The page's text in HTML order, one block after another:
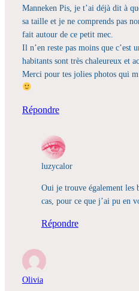
Manneken Pis, je t’ai déjà dit à
sa taille et je ne comprends pas
fait autour de ce petit mec.
Il n’en reste pas moins que c’est
habitants sont très chaleureux et
Merci pour tes jolies photos qui
Répondre
luzycalor
Oui je trouve également les
cas, pour ce que j’ai pu en
Répondre
Olivia